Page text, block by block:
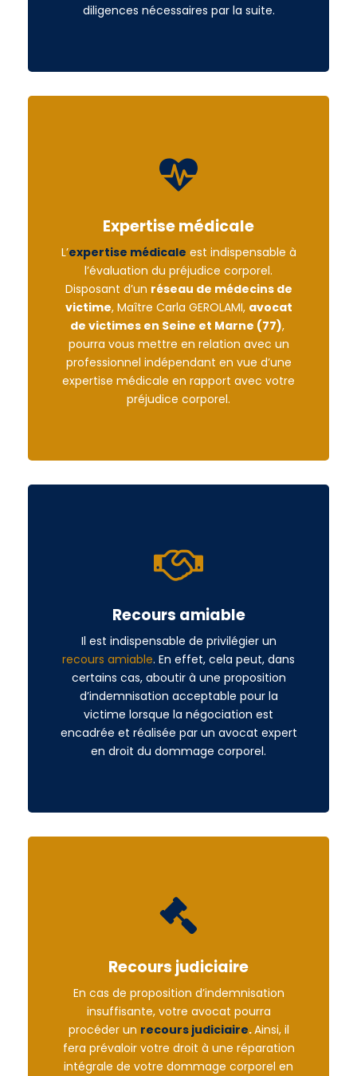
diligences nécessaires par la suite.
Expertise médicale
L’expertise médicale est indispensable à
l’évaluation du préjudice corporel.
Disposant d’un réseau de médecins de
victime, Maître Carla GEROLAMI, avocat
de victimes en Seine et Marne (77),
pourra vous mettre en relation avec un
professionnel indépendant en vue d’une
expertise médicale en rapport avec votre
préjudice corporel.
Recours amiable
Il est indispensable de privilégier un
recours amiable. En effet, cela peut, dans
certains cas, aboutir à une proposition
d’indemnisation acceptable pour la
victime lorsque la négociation est
encadrée et réalisée par un avocat expert
en droit du dommage corporel.
Recours judiciaire
En cas de proposition d’indemnisation
insuffisante, votre avocat pourra
procéder un recours judiciaire.Ainsi, il
fera prévaloir votre droit à une réparation
intégrale de votre dommage corporel en